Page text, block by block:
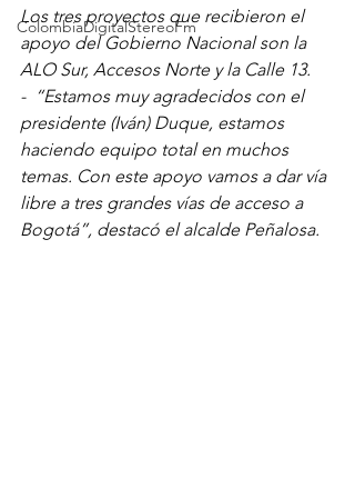
ColombiaDigitalStereoFm
Los tres proyectos que recibieron el
apoyo del Gobierno Nacional son la
ALO Sur, Accesos Norte y la Calle 13.
- “Estamos muy agradecidos con el
presidente (Iván) Duque, estamos
haciendo equipo total en muchos
temas. Con este apoyo vamos a dar vía
libre a tres grandes vías de acceso a
Bogotá”, destacó el alcalde Peñalosa.